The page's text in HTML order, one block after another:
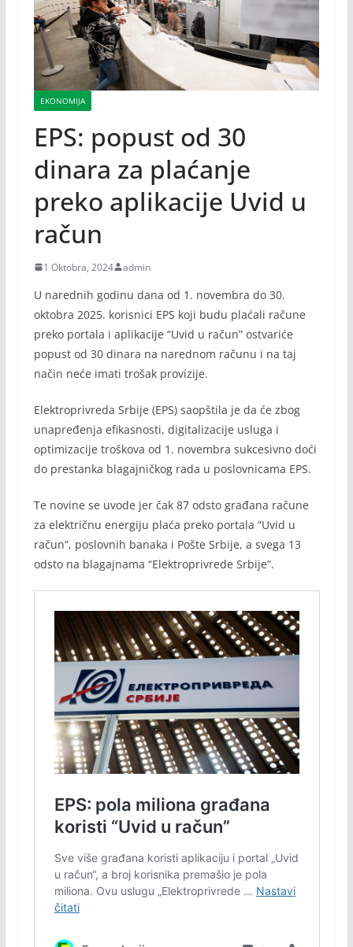
EKONOMIJA
EPS: popust od 30
dinara za plaćanje
preko aplikacije Uvid u
račun
1 Oktobra, 2024 admin
U narednih godinu dana od 1. novembra do 30.
oktobra 2025. korisnici EPS koji budu plaćali račune
preko portala i aplikacije “Uvid u račun” ostvariće
popust od 30 dinara na narednom računu i na taj
način neće imati trošak provizije.
Elektroprivreda Srbije (EPS) saopštila je da će zbog
unapređenja efikasnosti, digitalizacije usluga i
optimizacije troškova od 1. novembra sukcesivno doći
do prestanka blagajničkog rada u poslovnicama EPS.
Te novine se uvode jer čak 87 odsto građana račune
za električnu energiju plaća preko portala “Uvid u
račun”, poslovnih banaka i Pošte Srbije, a svega 13
odsto na blagajnama “Elektroprivrede Srbije”.